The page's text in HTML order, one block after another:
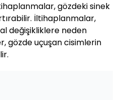
gözdeki sinek
İltihaplanmalar,
değişikliklere neden
gözde uçuşan cisimlerin